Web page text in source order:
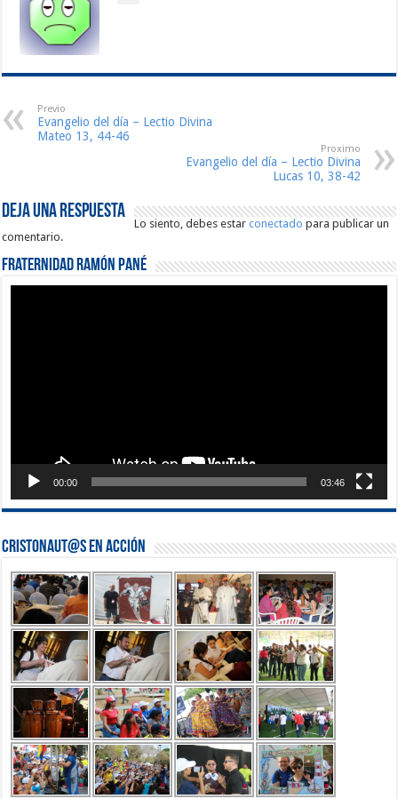
Previo
Evangelio del día – Lectio Divina
Mateo 13, 44-46
Proximo
Evangelio del día – Lectio Divina
Lucas 10, 38-42
Deja una respuesta
Lo siento, debes estarconectado para publicar un
comentario.
Fraternidad Ramón Pané
00:00 03:46
Cristonaut@s en Acción